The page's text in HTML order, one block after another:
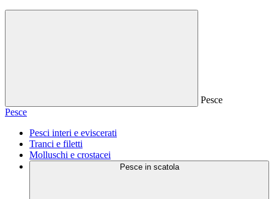
Pesce
Pesce
Pesci interi e eviscerati
Tranci e filetti
Molluschi e crostacei
Pesce in scatola